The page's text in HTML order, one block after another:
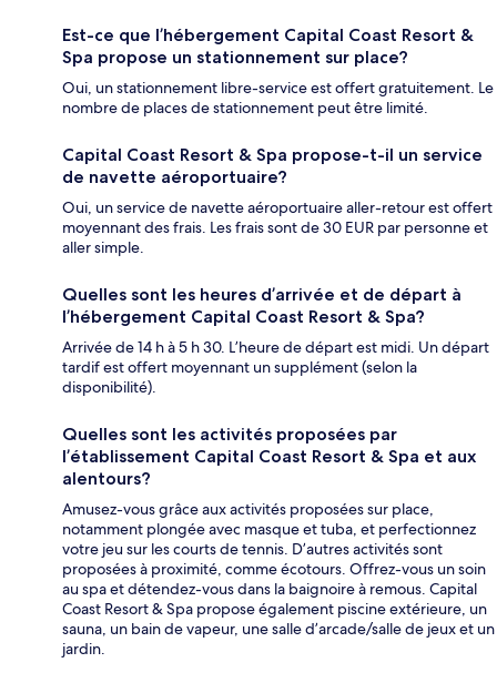
Est-ce que l’hébergement Capital Coast Resort &
Spa propose un stationnement sur place?
Oui, un stationnement libre-service est offert gratuitement. Le
nombre de places de stationnement peut être limité.
Capital Coast Resort & Spa propose-t-il un service
de navette aéroportuaire?
Oui, un service de navette aéroportuaire aller-retour est offert
moyennant des frais. Les frais sont de 30 EUR par personne et
aller simple.
Quelles sont les heures d’arrivée et de départ à
l’hébergement Capital Coast Resort & Spa?
Arrivée de 14 h à 5 h 30. L’heure de départ est midi. Un départ
tardif est offert moyennant un supplément (selon la
disponibilité).
Quelles sont les activités proposées par
l’établissement Capital Coast Resort & Spa et aux
alentours?
Amusez-vous grâce aux activités proposées sur place,
notamment plongée avec masque et tuba, et perfectionnez
votre jeu sur les courts de tennis. D’autres activités sont
proposées à proximité, comme écotours. Offrez-vous un soin
au spa et détendez-vous dans la baignoire à remous. Capital
Coast Resort & Spa propose également piscine extérieure, un
sauna, un bain de vapeur, une salle d’arcade/salle de jeux et un
jardin.